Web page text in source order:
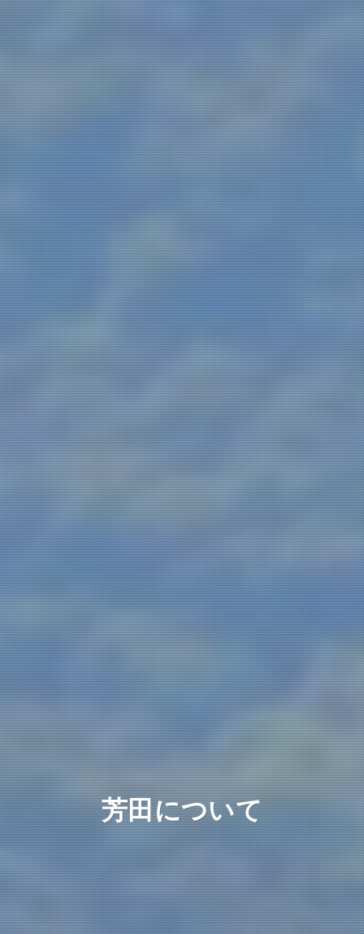
芳田について